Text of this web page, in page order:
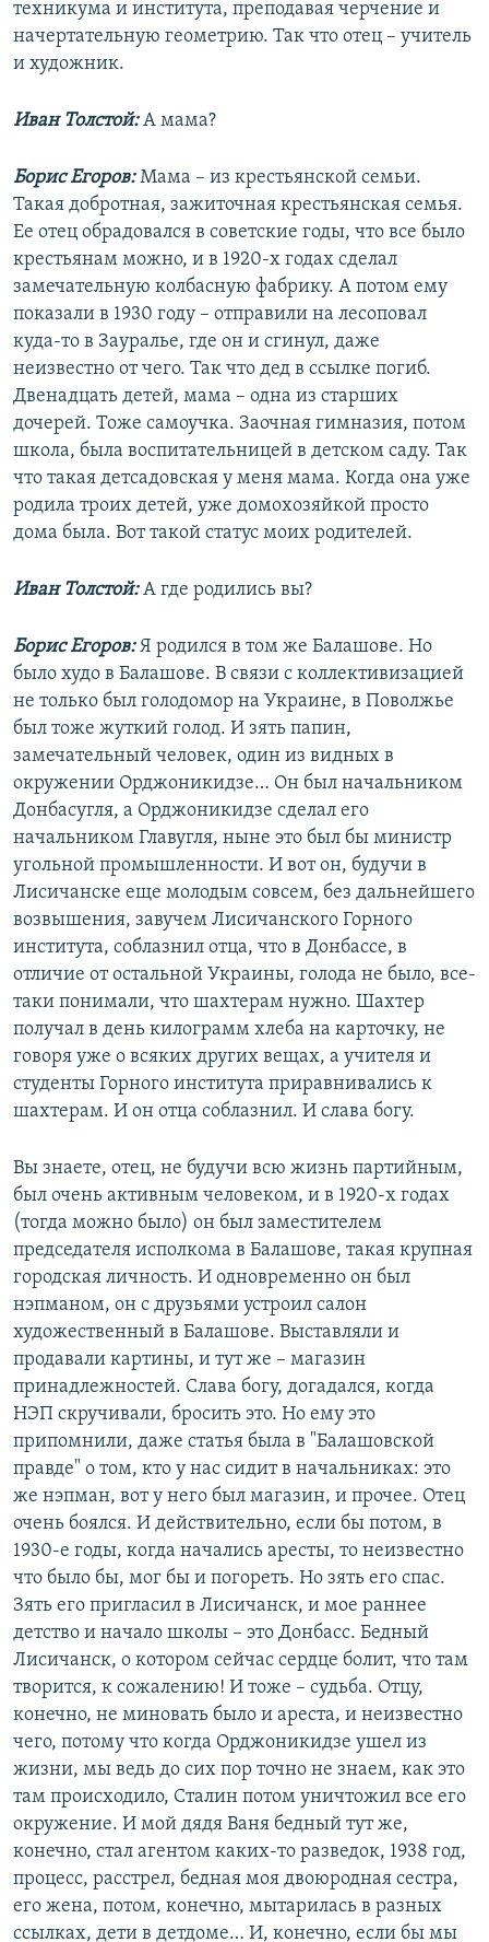
техникума и института, преподавая черчение и
начертательную геометрию. Так что отец – учитель
и художник.
Иван Толстой:А мама?
Борис Егоров:Мама – из крестьянской семьи.
Такая добротная, зажиточная крестьянская семья.
Ее отец обрадовался в советские годы, что все было
крестьянам можно, и в 1920-х годах сделал
замечательную колбасную фабрику. А потом ему
показали в 1930 году – отправили на лесоповал
куда-то в Зауралье, где он и сгинул, даже
неизвестно от чего. Так что дед в ссылке погиб.
Двенадцать детей, мама – одна из старших
дочерей. Тоже самоучка. Заочная гимназия, потом
школа, была воспитательницей в детском саду. Так
что такая детсадовская у меня мама. Когда она уже
родила троих детей, уже домохозяйкой просто
дома была. Вот такой статус моих родителей.
Иван Толстой:А где родились вы?
Борис Егоров:Я родился в том же Балашове. Но
было худо в Балашове. В связи с коллективизацией
не только был голодомор на Украине, в Поволжье
был тоже жуткий голод. И зять папин,
замечательный человек, один из видных в
окружении Орджоникидзе… Он был начальником
Донбасугля, а Орджоникидзе сделал его
начальником Главугля, ныне это был бы министр
угольной промышленности. И вот он, будучи в
Лисичанске еще молодым совсем, без дальнейшего
возвышения, завучем Лисичанского Горного
института, соблазнил отца, что в Донбассе, в
отличие от остальной Украины, голода не было, все-
таки понимали, что шахтерам нужно. Шахтер
получал в день килограмм хлеба на карточку, не
говоря уже о всяких других вещах, а учителя и
студенты Горного института приравнивались к
шахтерам. И он отца соблазнил. И слава богу.
Вы знаете, отец, не будучи всю жизнь партийным,
был очень активным человеком, и в 1920-х годах
(тогда можно было) он был заместителем
председателя исполкома в Балашове, такая крупная
городская личность. И одновременно он был
нэпманом, он с друзьями устроил салон
художественный в Балашове. Выставляли и
продавали картины, и тут же – магазин
принадлежностей. Слава богу, догадался, когда
НЭП скручивали, бросить это. Но ему это
припомнили, даже статья была в "Балашовской
правде" о том, кто у нас сидит в начальниках: это
же нэпман, вот у него был магазин, и прочее. Отец
очень боялся. И действительно, если бы потом, в
1930-е годы, когда начались аресты, то неизвестно
что было бы, мог бы и погореть. Но зять его спас.
Зять его пригласил в Лисичанск, и мое раннее
детство и начало школы – это Донбасс. Бедный
Лисичанск, о котором сейчас сердце болит, что там
творится, к сожалению! И тоже – судьба. Отцу,
конечно, не миновать было и ареста, и неизвестно
чего, потому что когда Орджоникидзе ушел из
жизни, мы ведь до сих пор точно не знаем, как это
там происходило, Сталин потом уничтожил все его
окружение. И мой дядя Ваня бедный тут же,
конечно, стал агентом каких-то разведок, 1938 год,
процесс, расстрел, бедная моя двоюродная сестра,
его жена, потом, конечно, мытарилась в разных
ссылках, дети в детдоме… И, конечно, если бы мы